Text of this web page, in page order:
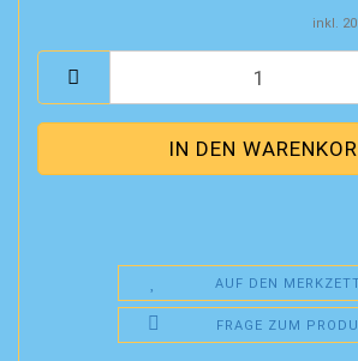
inkl.
AUF DEN
FRAGE ZUM